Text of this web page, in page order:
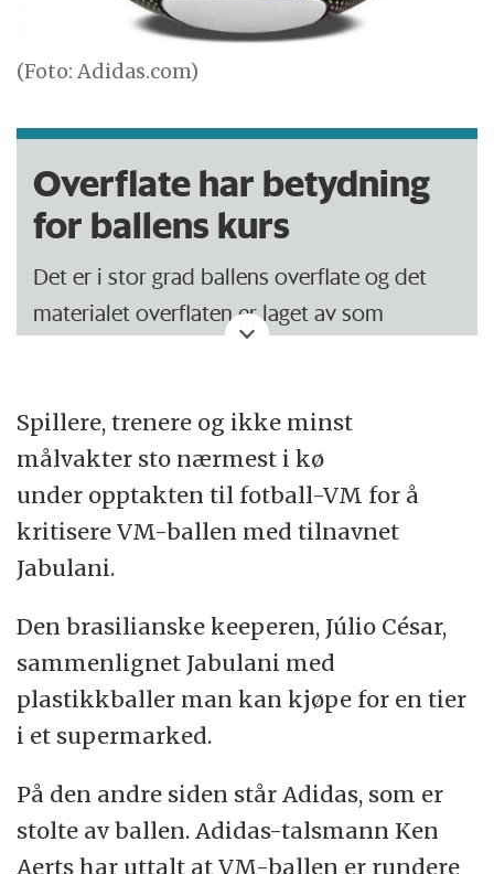
(Foto: Adidas.com)
Overflate har betydning
for ballens kurs
Det er i stor grad ballens overflate og det
materialet overflaten er laget av som
golfballen med sin hullete overflate. Det
betyr at golfballen får et annet kurs gjennom
luften enn en helt glatt kule.
Hos fotballprodusenten Adidas har de valgt
en mikrostruktur som gir ballen en kornete
overflate. Det minner om en fjellstruktur,
hvor høyden av fjellene er 0,5 millimeter
eller mindre. Førsteamanuensis Robert
mikroskopiske rekkehus. Adidas
sammenligner det med gåsehud.
Spillere, trenere og ikke minst
målvakter sto nærmest i kø
under opptakten til fotball-VM for å
kritisere VM-ballen med tilnavnet
Jabulani.
Den brasilianske keeperen, Júlio César,
sammenlignet Jabulani med
plastikkballer man kan kjøpe for en tier
i et supermarked.
På den andre siden står Adidas, som er
stolte av ballen. Adidas-talsmann Ken
Aerts har uttalt at VM-ballen er rundere